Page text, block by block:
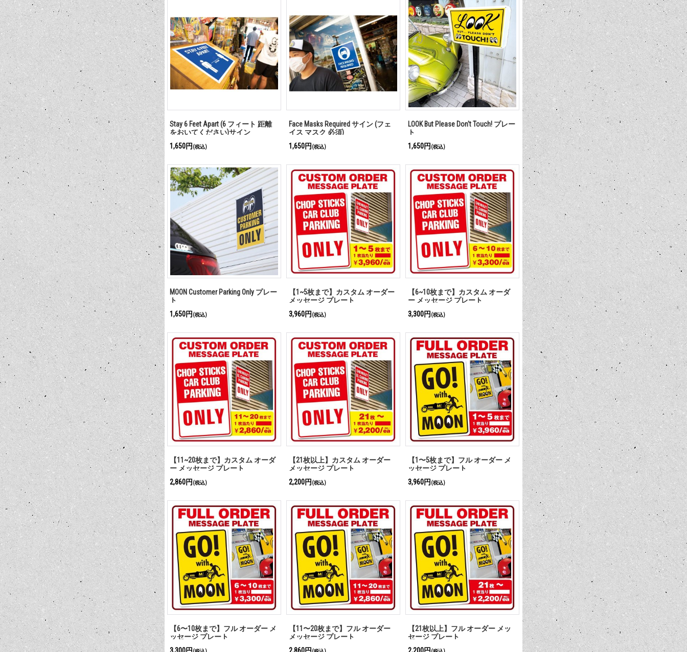
Stay 6 Feet Apart (6 フィート 距離
をおいてください)サイン
1,650円 (税込)
Face Masks Required サイン (フェ
イス マスク 必須)
1,650円 (税込)
LOOK But Please Don't Touch! プレー
ト
1,650円 (税込)
MOON Customer Parking Only プレー
ト
1,650円 (税込)
【1~5枚まで】カスタム オーダー
メッセージ プレート
3,960円 (税込)
【6~10枚まで】カスタム オーダ
ー メッセージ プレート
3,300円 (税込)
【11~20枚まで】カスタム オーダ
ー メッセージ プレート
2,860円 (税込)
【21枚以上】カスタム オーダー
メッセージ プレート
2,200円 (税込)
【1〜5枚まで】フル オーダー メ
ッセージ プレート
3,960円 (税込)
【6〜10枚まで】フル オーダー メ
ッセージ プレート
3,300円
【11〜20枚まで】フル オーダー
メッセージ プレート
2,860円
【21枚以上】フル オーダー メッ
セージ プレート
2,200円